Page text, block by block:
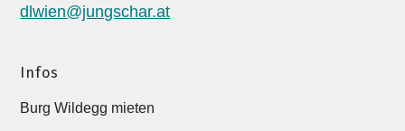
dlwien@jungschar.at
Infos
Burg Wildegg mieten